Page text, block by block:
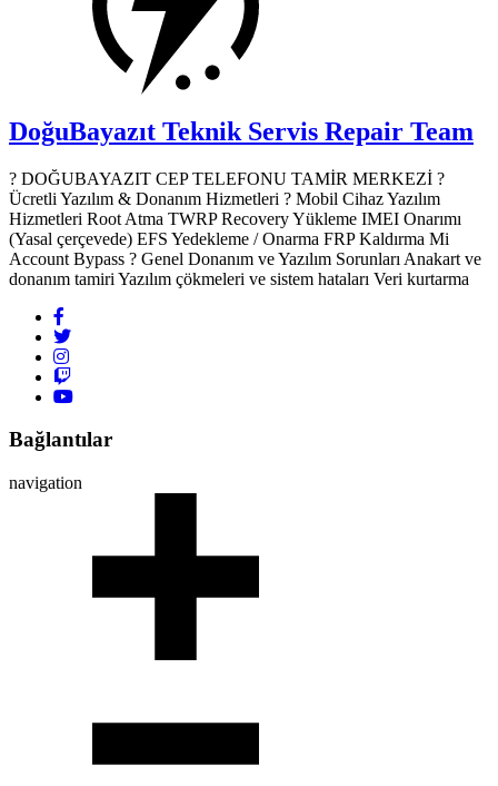
DoğuBayazıt Teknik Servis Repair Team
? DOĞUBAYAZIT CEP TELEFONU TAMİR MERKEZİ ?️
Ücretli Yazılım & Donanım Hizmetleri ? Mobil Cihaz Yazılım
Hizmetleri Root Atma TWRP Recovery Yükleme IMEI Onarımı
(Yasal çerçevede) EFS Yedekleme / Onarma FRP Kaldırma Mi
Account Bypass ? Genel Donanım ve Yazılım Sorunları Anakart ve
donanım tamiri Yazılım çökmeleri ve sistem hataları Veri kurtarma
Bağlantılar
navigation